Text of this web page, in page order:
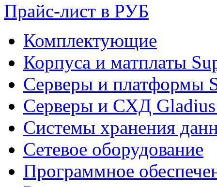
Прайc-лист в РУБ
Комплектующие
Корпуса и матплаты
Серверы и платформы
Серверы и СХД Gladius
Системы хранения
Сетевое оборудование
Программное